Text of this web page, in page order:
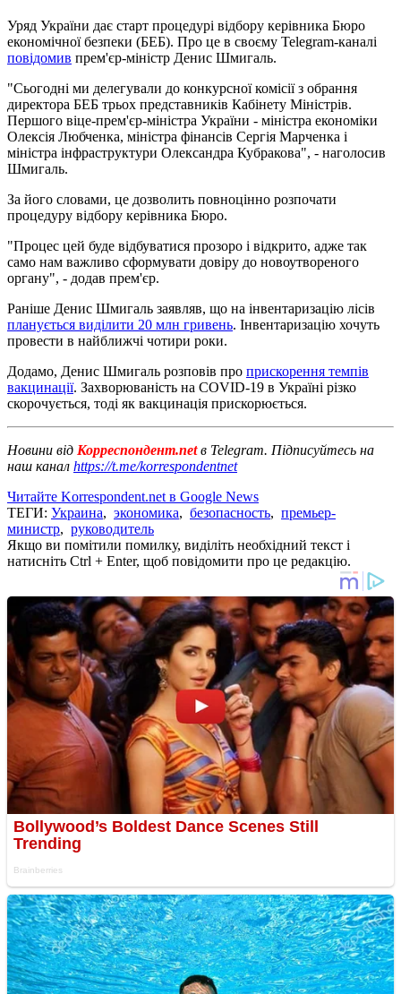
Уряд України дає старт процедурі відбору керівника Бюро
економічної безпеки (БЕБ). Про це в своєму Telegram-каналі
повідомив прем'єр-міністр Денис Шмигаль.
"Сьогодні ми делегували до конкурсної комісії з обрання
директора БЕБ трьох представників Кабінету Міністрів.
Першого віце-прем'єр-міністра України - міністра економіки
Олексія Любченка, міністра фінансів Сергія Марченка і
міністра інфраструктури Олександра Кубракова", - наголосив
Шмигаль.
За його словами, це дозволить повноцінно розпочати
процедуру відбору керівника Бюро.
"Процес цей буде відбуватися прозоро і відкрито, адже так
само нам важливо сформувати довіру до новоутвореного
органу", - додав прем'єр.
Раніше Денис Шмигаль заявляв, що на інвентаризацію лісів
планується виділити 20 млн гривень. Інвентаризацію хочуть
провести в найближчі чотири роки.
Додамо, Денис Шмигаль розповів про прискорення темпів
вакцинації. Захворюваність на COVID-19 в Україні різко
скорочується, тоді як вакцинація прискорюється.
Новини від Корреспондент.netв Telegram. Підписуйтесь на
наш канал https://t.me/korrespondentnet
Читайте Korrespondent.net в Google News
ТЕГИ: Украина, экономика, безопасность, премьер-
министр, руководитель
Якщо ви помітили помилку, виділіть необхідний текст і
натисніть Ctrl + Enter, щоб повідомити про це редакцію.